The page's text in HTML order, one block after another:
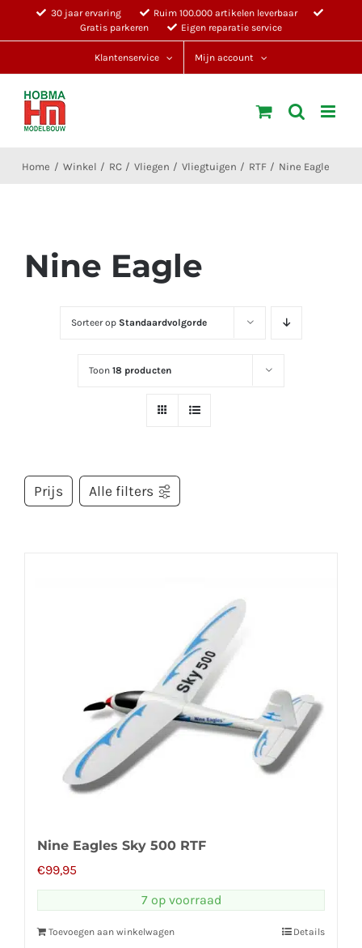
30 jaar ervaring
Ruim 100.000 artikelen leverbaar
Gratis parkeren
Eigen reparatie service
Klantenservice Mijn account
Home Winkel RC Vliegen Vliegtuigen RTF Nine Eagle
Nine Eagle
Sorteer op Standaardvolgorde
Toon18 producten
Prijs Alle filters
Nine Eagles Sky 500 RTF
€99,95
7 op voorraad
Toevoegen aan winkelwagen Details